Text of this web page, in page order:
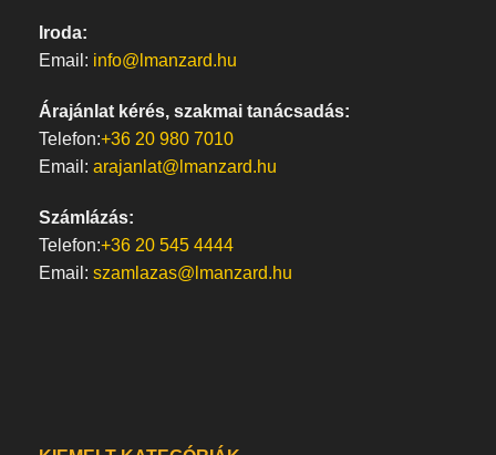
Iroda:
Email: info@lmanzard.hu
Árajánlat kérés, szakmai tanácsadás:
Telefon:+36 20 980 7010
Email: arajanlat@lmanzard.hu
Számlázás:
Telefon:+36 20 545 4444
Email: szamlazas@lmanzard.hu